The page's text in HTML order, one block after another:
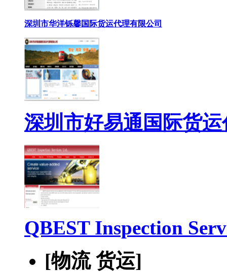
深圳市华洋铄馨国际货运代理有限公司
深圳市好易通国际货
QBEST Inspection
[物流 货运]